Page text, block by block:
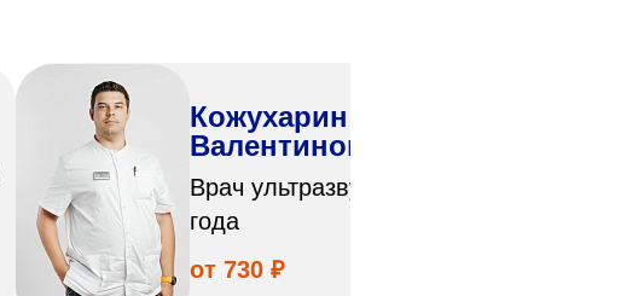
Кожухарин Владимир
Валентинович
Врач ультразвуковой диагностики, стаж 3
года
от 730 ₽